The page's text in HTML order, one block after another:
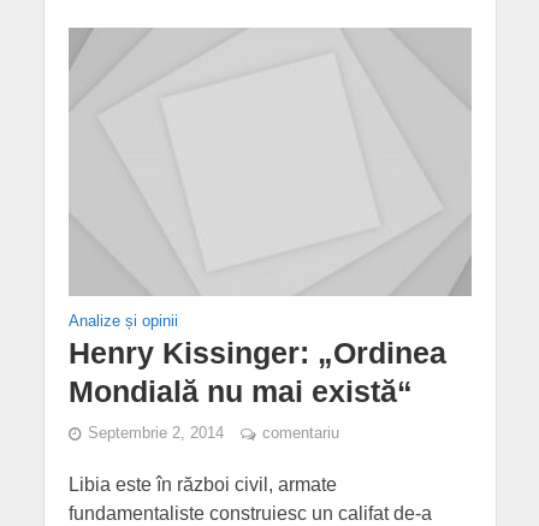
Analize și opinii
Henry Kissinger: „Ordinea
Mondială nu mai există“
Septembrie 2, 2014 comentariu
Libia este în război civil, armate
fundamentaliste construiesc un califat de-a